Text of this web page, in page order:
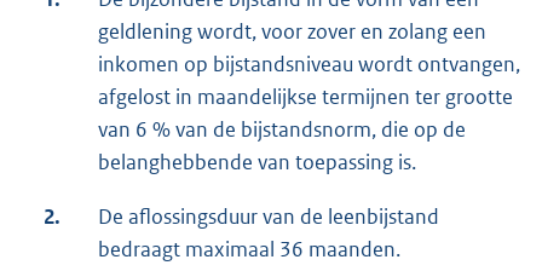
geldlening wordt, voor zover en zolang een
inkomen op bijstandsniveau wordt ontvangen,
afgelost in maandelijkse termijnen ter grootte
van 6 % van de bijstandsnorm, die op de
belanghebbende van toepassing is.
2.
De aflossingsduur van de leenbijstand
bedraagt maximaal 36 maanden.